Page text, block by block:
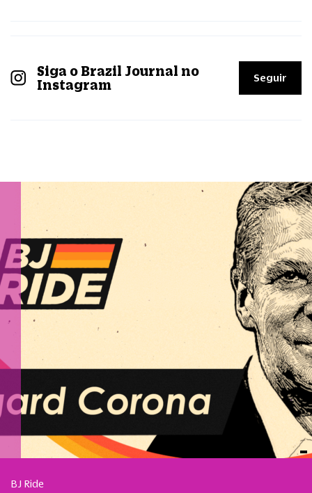
Siga o Brazil Journal no
Instagram
Seguir
BJ Ride